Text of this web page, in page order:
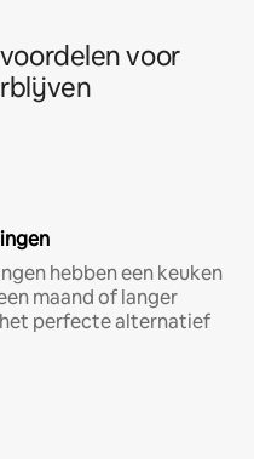
voor
hebben een keuken
maand of langer
perfecte alternatief